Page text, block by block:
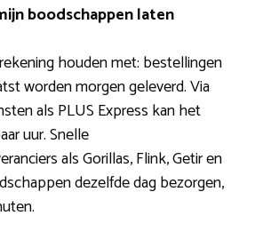
boodschappen laten
houden met: bestellingen
worden morgen geleverd. Via
als PLUS Express kan het
uur. Snelle
als Gorillas, Flink, Getir en
dezelfde dag bezorgen,